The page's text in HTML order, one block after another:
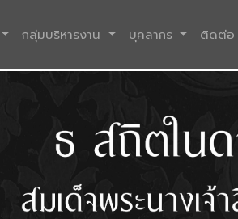
กลุ่มบริหารงาน บุคลากร ติดต่อ